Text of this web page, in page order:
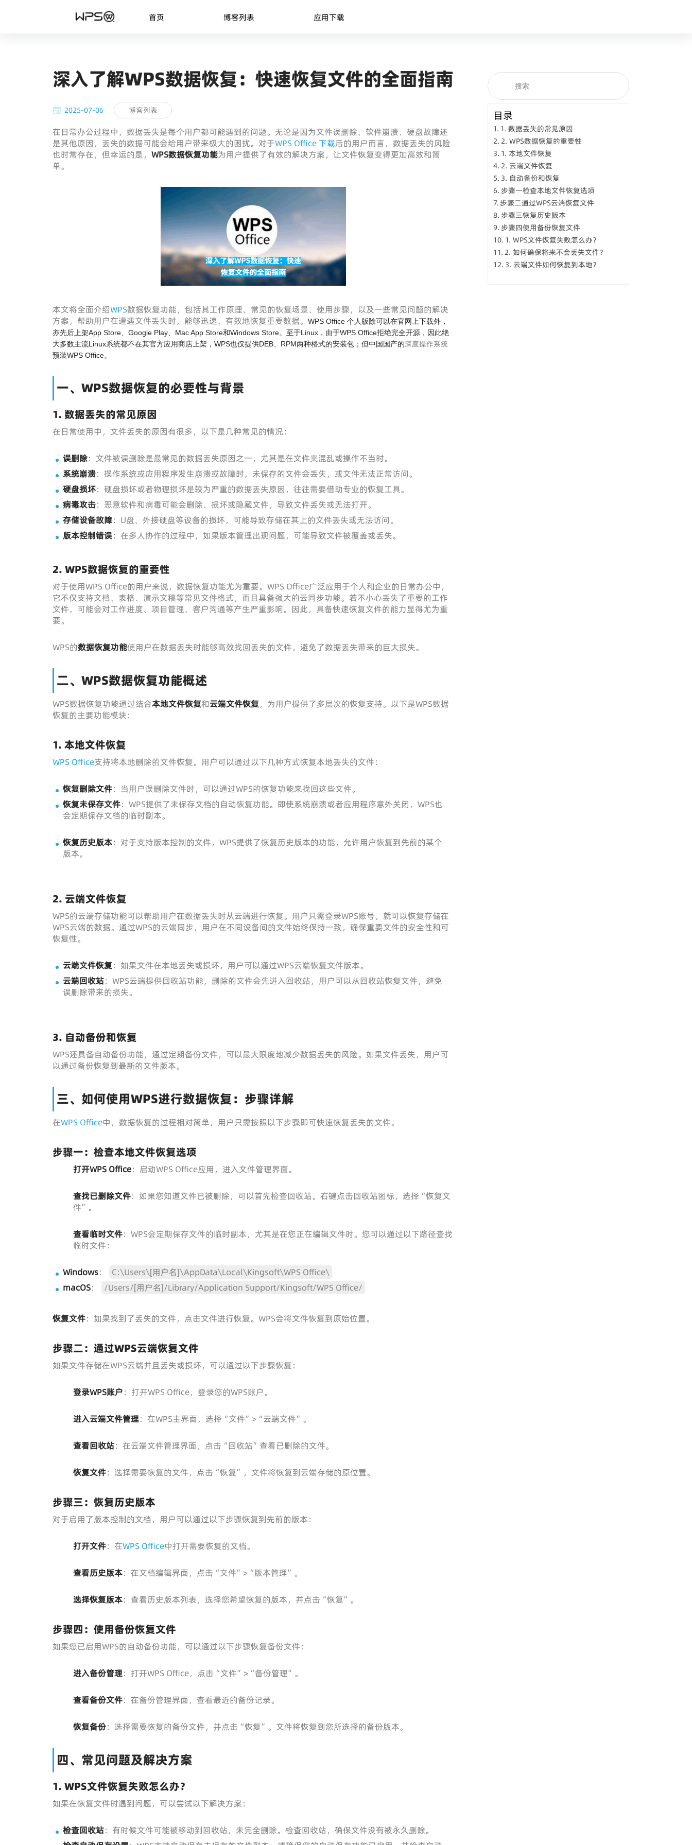
首页 博客列表 应用下载
深入了解WPS数据恢复：快速恢复文件的全面指南
2025-07-06 博客列表
在日常办公过程中，数据丢失是每个用户都可能遇到的问题。无论是因为文件误删除、软件崩溃、硬盘故障还
是其他原因，丢失的数据可能会给用户带来极大的困扰。对于WPS Office 下载后的用户而言，数据丢失的风险
也时常存在，但幸运的是， WPS数据恢复功能为用户提供了有效的解决方案，让文件恢复变得更加高效和简
单。
本文将全面介绍WPS数据恢复功能，包括其工作原理、常见的恢复场景、使用步骤，以及一些常见问题的解决
方案，帮助用户在遭遇文件丢失时，能够迅速、有效地恢复重要数据。
WPS Office 个人版除可以在官网上下载外，
亦先后上架App Store、Google Play、Mac App Store和Windows Store。至于Linux，由于WPS Office拒绝完全开源，因此绝
大多数主流Linux系统都不在其官方应用商店上架，WPS也仅提供DEB、RPM两种格式的安装包；但中国国产的深度操作系统
预装WPS Office。
一、WPS数据恢复的必要性与背景
1. 数据丢失的常见原因
在日常使用中，文件丢失的原因有很多，以下是几种常见的情况：
误删除：文件被误删除是最常见的数据丢失原因之一，尤其是在文件夹混乱或操作不当时。
系统崩溃：操作系统或应用程序发生崩溃或故障时，未保存的文件会丢失，或文件无法正常访问。
硬盘损坏：硬盘损坏或者物理损坏是较为严重的数据丢失原因，往往需要借助专业的恢复工具。
病毒攻击：恶意软件和病毒可能会删除、损坏或隐藏文件，导致文件丢失或无法打开。
存储设备故障：U盘、外接硬盘等设备的损坏，可能导致存储在其上的文件丢失或无法访问。
版本控制错误：在多人协作的过程中，如果版本管理出现问题，可能导致文件被覆盖或丢失。
2. WPS数据恢复的重要性
对于使用WPS Office的用户来说，数据恢复功能尤为重要。WPS Office广泛应用于个人和企业的日常办公中，
它不仅支持文档、表格、演示文稿等常见文件格式，而且具备强大的云同步功能。若不小心丢失了重要的工作
文件，可能会对工作进度、项目管理、客户沟通等产生严重影响。因此，具备快速恢复文件的能力显得尤为重
要。
WPS的数据恢复功能使用户在数据丢失时能够高效找回丢失的文件，避免了数据丢失带来的巨大损失。
二、WPS数据恢复功能概述
WPS数据恢复功能通过结合本地文件恢复和云端文件恢复，为用户提供了多层次的恢复支持。以下是WPS数据
恢复的主要功能模块：
1. 本地文件恢复
WPS Office支持将本地删除的文件恢复。用户可以通过以下几种方式恢复本地丢失的文件：
恢复删除文件：当用户误删除文件时，可以通过WPS的恢复功能来找回这些文件。
恢复未保存文件：WPS提供了未保存文档的自动恢复功能。即使系统崩溃或者应用程序意外关闭，WPS也
会定期保存文档的临时副本。
恢复历史版本：对于支持版本控制的文件，WPS提供了恢复历史版本的功能，允许用户恢复到先前的某个
版本。
2. 云端文件恢复
WPS的云端存储功能可以帮助用户在数据丢失时从云端进行恢复。用户只需登录WPS账号，就可以恢复存储在
WPS云端的数据。通过WPS的云端同步，用户在不同设备间的文件始终保持一致，确保重要文件的安全性和可
恢复性。
云端文件恢复：如果文件在本地丢失或损坏，用户可以通过WPS云端恢复文件版本。
云端回收站：WPS云端提供回收站功能，删除的文件会先进入回收站，用户可以从回收站恢复文件，避免
误删除带来的损失。
3. 自动备份和恢复
WPS还具备自动备份功能，通过定期备份文件，可以最大限度地减少数据丢失的风险。如果文件丢失，用户可
以通过备份恢复到最新的文件版本。
三、如何使用WPS进行数据恢复：步骤详解
在WPS Office中，数据恢复的过程相对简单，用户只需按照以下步骤即可快速恢复丢失的文件。
步骤一：检查本地文件恢复选项
打开WPS Office：启动WPS Office应用，进入文件管理界面。
查找已删除文件：如果您知道文件已被删除，可以首先检查回收站。右键点击回收站图标，选择“恢复文
件”。
查看临时文件：WPS会定期保存文件的临时副本，尤其是在您正在编辑文件时。您可以通过以下路径查找
临时文件：
Windows：
C:\Users\[用户名]\AppData\Local\Kingsoft\WPS Office\
macOS： /Users/[用户名]/Library/Application Support/Kingsoft/WPS Office/
恢复文件：如果找到了丢失的文件，点击文件进行恢复。WPS会将文件恢复到原始位置。
步骤二：通过WPS云端恢复文件
如果文件存储在WPS云端并且丢失或损坏，可以通过以下步骤恢复：
登录WPS账户：打开WPS Office，登录您的WPS账户。
进入云端文件管理：在WPS主界面，选择“文件”>“云端文件”。
查看回收站：在云端文件管理界面，点击“回收站”查看已删除的文件。
恢复文件：选择需要恢复的文件，点击“恢复”，文件将恢复到云端存储的原位置。
步骤三：恢复历史版本
对于启用了版本控制的文档，用户可以通过以下步骤恢复到先前的版本：
打开文件：在WPS Office中打开需要恢复的文档。
查看历史版本：在文档编辑界面，点击“文件”>“版本管理”。
选择恢复版本：查看历史版本列表，选择您希望恢复的版本，并点击“恢复”。
步骤四：使用备份恢复文件
如果您已启用WPS的自动备份功能，可以通过以下步骤恢复备份文件：
进入备份管理：打开WPS Office，点击“文件”>“备份管理”。
查看备份文件：在备份管理界面，查看最近的备份记录。
恢复备份：选择需要恢复的备份文件，并点击“恢复”。文件将恢复到您所选择的备份版本。
四、常见问题及解决方案
1. WPS文件恢复失败怎么办？
如果在恢复文件时遇到问题，可以尝试以下解决方案：
检查回收站：有时候文件可能被移动到回收站，未完全删除。检查回收站，确保文件没有被永久删除。
目录
1. 数据丢失的常见原因
2. WPS数据恢复的重要性
1. 本地文件恢复
2. 云端文件恢复
3. 自动备份和恢复
步骤一检查本地文件恢复选项
步骤二通过WPS云端恢复文件
步骤三恢复历史版本
步骤四使用备份恢复文件
1. WPS文件恢复失败怎么办？
2. 如何确保将来不会丢失文件？
3. 云端文件如何恢复到本地？